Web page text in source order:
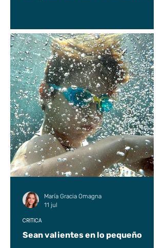
Sean valientes en lo pequeño
CRÍTICA
María Gracia Omagna
11 jul